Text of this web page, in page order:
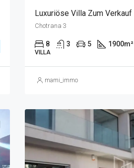
Chotrana 3
8 3 5 1900m²
VILLA
mami_immo